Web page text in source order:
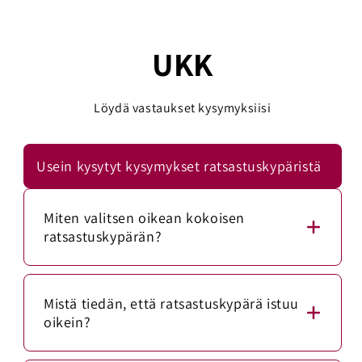
UKK
Löydä vastaukset kysymyksiisi
Usein kysytyt kysymykset ratsastuskypäristä
Miten valitsen oikean kokoisen
ratsastuskypärän?
Mittaa päänympärys mittanauhalla noin 1–2
senttimetriä kulmakarvojen yläpuolelta. Vertaa
mittaa kypärän kokotaulukkoon.
Mistä tiedän, että ratsastuskypärä istuu
oikein?